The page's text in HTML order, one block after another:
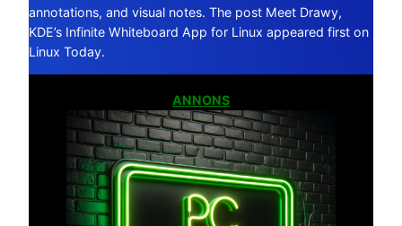
annotations, and visual notes. The post Meet Drawy,
KDE’s Infinite Whiteboard App for Linux appeared first on
Linux Today.
ANNONS